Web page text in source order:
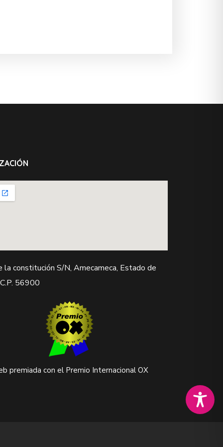
la constitución S/N, Amecameca, Estado de
56900
premiada con el Premio Internacional OX